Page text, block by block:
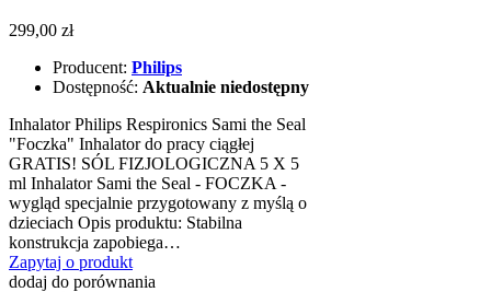
299,00 zł
Producent: Philips
Dostępność: Aktualnie niedostępny
Inhalator Philips Respironics Sami the Seal
"Foczka" Inhalator do pracy ciągłej
GRATIS! SÓL FIZJOLOGICZNA 5 X 5
ml Inhalator Sami the Seal - FOCZKA -
wygląd specjalnie przygotowany z myślą o
dzieciach Opis produktu: Stabilna
konstrukcja zapobiega…
Zapytaj o produkt
dodaj do porównania